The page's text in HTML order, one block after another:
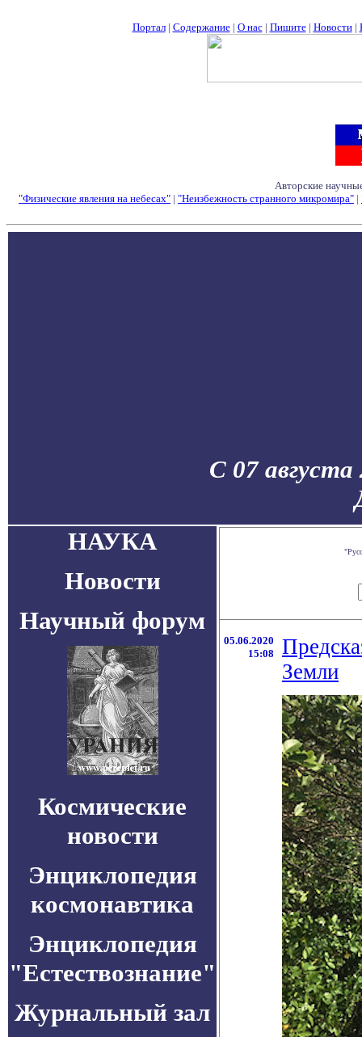
Портал| Содержание| О нас| Пишите| Новости|
Авторские
"Физические явления на небесах" | "Неизбежность странного микромира" |
С 07 августа
НАУКА
Новости
Научный форум
Космические
новости
Энциклопедия
космонавтика
Энциклопедия
"Естествознание"
Журнальный зал
05.06.2020
15:08
Земли